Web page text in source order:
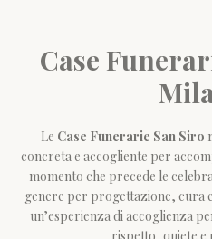
Case
Le Case Funerarie San Siro
concreta e accogliente per
momento che precede le
genere per progettazione, cura
un’esperienza di accoglienza